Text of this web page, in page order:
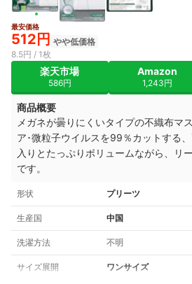
最安価格
512円 やや低価格
8.5円 / 1枚
楽天市場
586円
Amazon
1,243円
商品概要
メガネが曇りにくいタイプの不織布マ
ア･微粒子ウイルスを99％カットする
入りとたっぷりボリュームながら、リ
です。
形状 プリーツ
生産国 中国
洗濯方法 不明
サイズ展開 ワンサイズ